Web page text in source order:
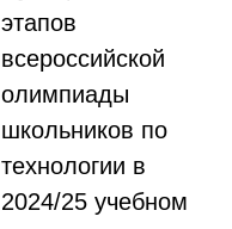
этапов
всероссийской
олимпиады
школьников по
технологии в
2024/25 учебном